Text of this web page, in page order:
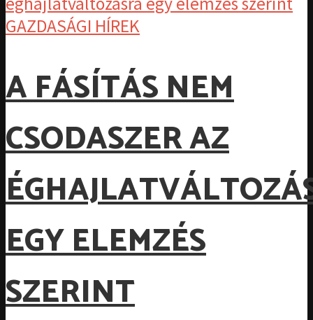
GAZDASÁGI HÍREK
A FÁSÍTÁS NEM
CSODASZER AZ
EGY ELEMZÉS
SZERINT